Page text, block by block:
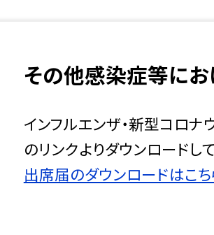
その他感染症等に
インフルエンザ・新型コロ
のリンクよりダウンロードし
出席届のダウンロードはこ